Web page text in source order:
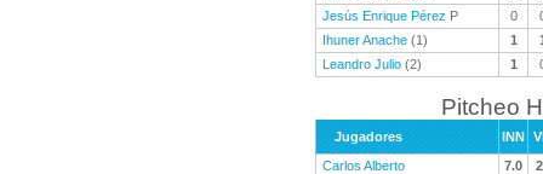
Jesús Enrique Pérez P 0
Ihuner Anache (1) 1
Leandro Julio (2) 1
Pitcheo
Jugadores INN
Carlos Alberto
7.0